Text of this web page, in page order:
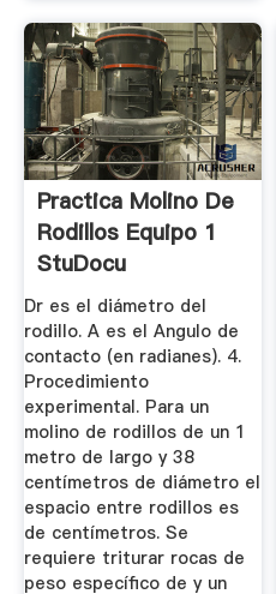
Practica Molino De
Rodillos Equipo 1
StuDocu
Dr es el diámetro del
rodillo. A es el Angulo de
contacto (en radianes). 4.
Procedimiento
experimental. Para un
molino de rodillos de un 1
metro de largo y 38
centímetros de diámetro el
espacio entre rodillos es
de centímetros. Se
requiere triturar rocas de
peso específico de y un